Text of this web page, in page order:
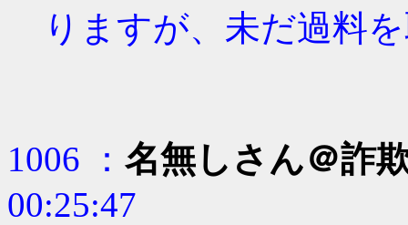
りますが、未だ過料
1006 ： 名無しさん＠詐
00:25:47